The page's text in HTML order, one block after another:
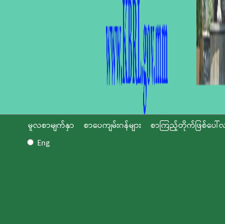
မူလစာမျက်နှာ စာပေကျမ်းဂန်များ
စာကြည့်တိုက်ဖြစ်ပေါ်
Eng